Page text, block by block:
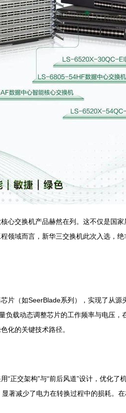
心交换机产品赫然在列。这不仅是国
领域而言，新华三交换机此次入选，
片（如SeerBlade系列），实现了从
负载动态调整芯片的工作频率与电压
化的关键技术路径。
正交架构”与“前后风道”设计，优化
著减少了电力在转换过程中的损耗。